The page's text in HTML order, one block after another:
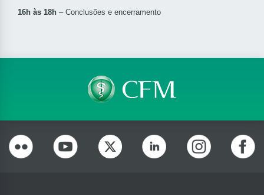
16h às 18h – Conclusões e encerramento